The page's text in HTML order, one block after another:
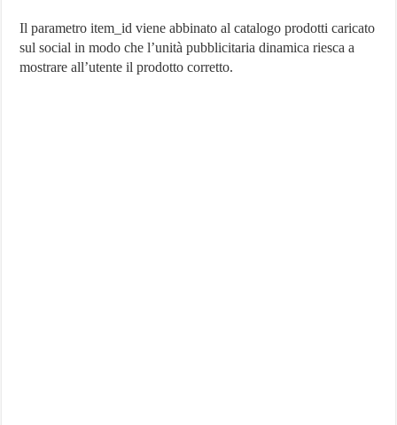
Il parametro item_id viene abbinato al catalogo prodotti caricato
sul social in modo che l’unità pubblicitaria dinamica riesca a
mostrare all’utente il prodotto corretto.